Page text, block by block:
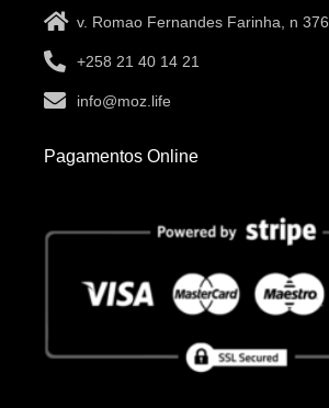
v. Romao Fernandes Farinha, n 376
+258 21 40 14 21
info@moz.life
Pagamentos Online